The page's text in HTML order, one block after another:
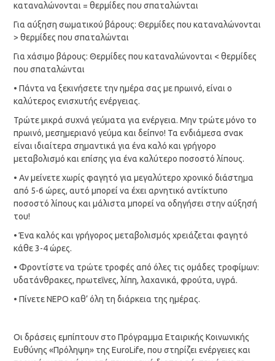
καταναλώνονται = θερμίδες που σπαταλώνται
Για αύξηση σωματικού βάρους: Θερμίδες που καταναλώνονται
> θερμίδες που σπαταλώνται
Για χάσιμο βάρους: Θερμίδες που καταναλώνονται < θερμίδες
που σπαταλώνται
• Πάντα να ξεκινήσετε την ημέρα σας με πρωινό, είναι ο
καλύτερος ενισχυτής ενέργειας.
Τρώτε μικρά συχνά γεύματα για ενέργεια. Μην τρώτε μόνο το
πρωινό, μεσημεριανό γεύμα και δείπνο! Τα ενδιάμεσα σνακ
είναι ιδιαίτερα σημαντικά για ένα καλό και γρήγορο
μεταβολισμό και επίσης για ένα καλύτερο ποσοστό λίπους.
• Αν μείνετε χωρίς φαγητό για μεγαλύτερο χρονικό διάστημα
από 5-6 ώρες, αυτό μπορεί να έχει αρνητικό αντίκτυπο
ποσοστό λίπους και μάλιστα μπορεί να οδηγήσει στην αύξησή
του!
• Ένα καλός και γρήγορος μεταβολισμός χρειάζεται φαγητό
κάθε 3-4 ώρες.
• Φροντίστε να τρώτε τροφές από όλες τις ομάδες τροφίμων:
υδατάνθρακες, πρωτεΐνες, λίπη, λαχανικά, φρούτα, υγρά.
• Πίνετε ΝΕΡΟ καθ’ όλη τη διάρκεια της ημέρας.
Οι δράσεις εμπίπτουν στο Πρόγραμμα Εταιρικής Κοινωνικής
Ευθύνης «Πρόληψη» της EuroLife, που στηρίζει ενέργειες και